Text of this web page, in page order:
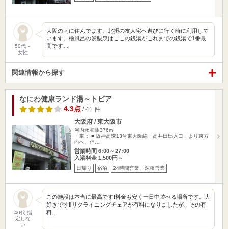
50代～
女性
大阪の南に住んでます。北摂の友人宅へ遊びに行く時に利用して
います。檜風呂の炭酸泉はここの銭湯がこれまでの銭湯で1番最
高です…
関連情報から探す
なにわ健康ランド湯～トピア
4.3点 / 41 件
大阪府 / 東大阪市
河内永和駅376m
・車： ■ 阪神高速13号東大阪線「高井田出入口」より東方
向へ、信…
営業時間 6:00～27:00
入浴料金 1,500円～
日帰り 宿泊 24時間営業、深夜営業
40代 指
定しな
い
この施設は本当に最高です!料金も安く一日中遊べる場所です。大
好きです‼︎リクライニングチェアが有料になりましたが、その有
料…